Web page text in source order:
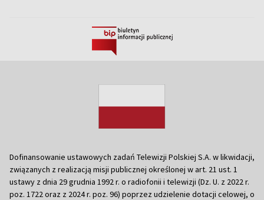
Dofinansowanie ustawowych zadań Telewizji Polskiej S.A. w likwidacji,
związanych z realizacją misji publicznej określonej w art. 21 ust. 1
ustawy z dnia 29 grudnia 1992 r. o radiofonii i telewizji (Dz. U. z 2022 r.
poz. 1722 oraz z 2024 r. poz. 96) poprzez udzielenie dotacji celowej, o